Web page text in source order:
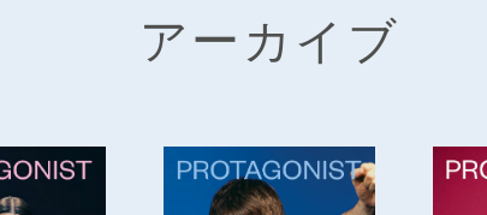
アーカイブ